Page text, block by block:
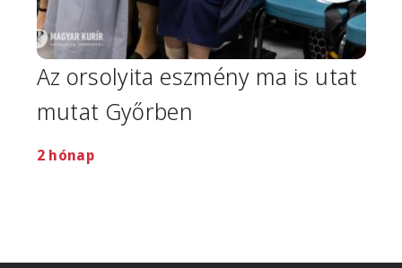
Az orsolyita eszmény ma is utat
mutat Győrben
2 hónap